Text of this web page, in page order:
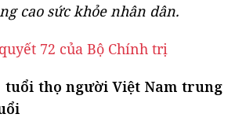
cao sức khỏe nhân dân.
72 của Bộ Chính trị
tuổi thọ người Việt Nam trung